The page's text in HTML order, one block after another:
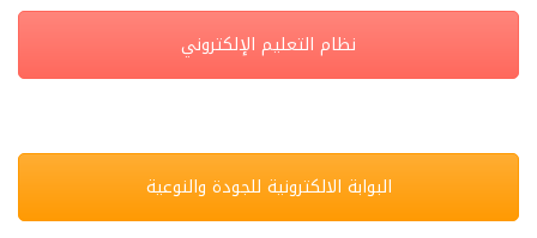
نظام التعليم الإلكتروني
البوابة الالكترونية للجودة والنوعية